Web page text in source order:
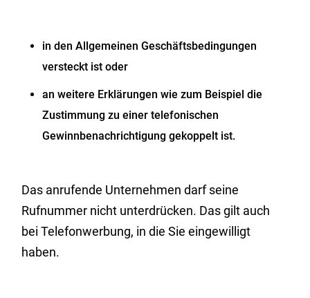
in den Allgemeinen Geschäftsbedingungen
versteckt ist oder
an weitere Erklärungen wie zum Beispiel die
Zustimmung zu einer telefonischen
Gewinnbenachrichtigung gekoppelt ist.
Das anrufende Unternehmen darf seine
Rufnummer nicht unterdrücken. Das gilt auch
bei Telefonwerbung, in die Sie eingewilligt
haben.